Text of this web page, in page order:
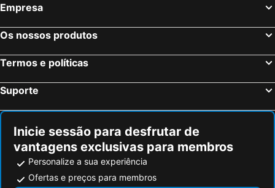
Empresa
Os nossos produtos
Termos e políticas
Suporte
Inicie sessão para desfrutar de
vantagens exclusivas para membros
Personalize a sua experiência
Ofertas e preços para membros